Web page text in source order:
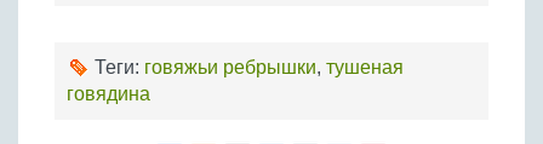
Теги: говяжьи ребрышки, тушеная
говядина